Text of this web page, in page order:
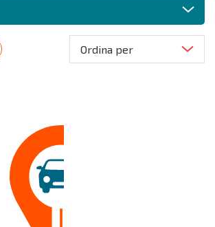
Ordina per